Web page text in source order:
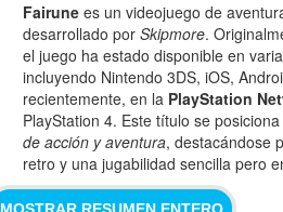
Fairune es un videojuego de
desarrollado por Skipmore.
el juego ha estado disponible en
incluyendo Nintendo 3DS, iOS,
recientemente, en la PlayStation
PlayStation 4. Este título se
de acción y aventura, destacándose
retro y una jugabilidad sencilla pero